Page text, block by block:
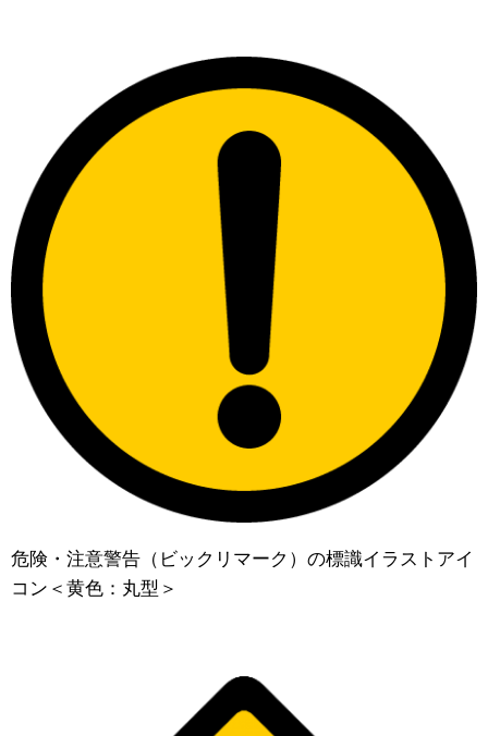
危険・注意警告（ビックリマーク）の標識イラストアイ
コン＜黄色：丸型＞